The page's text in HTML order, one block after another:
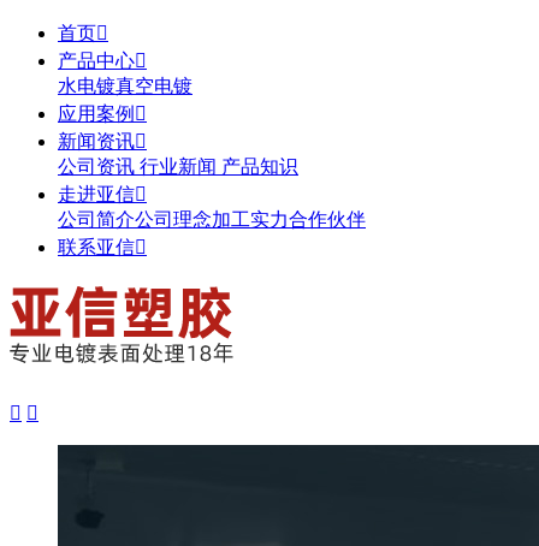
首页
产品中心
水电镀真空电镀
应用案例 
新闻资讯
公司资讯 行业新闻 产品知识
走进亚信
公司简介公司理念加工实力合作伙伴
联系亚信
 